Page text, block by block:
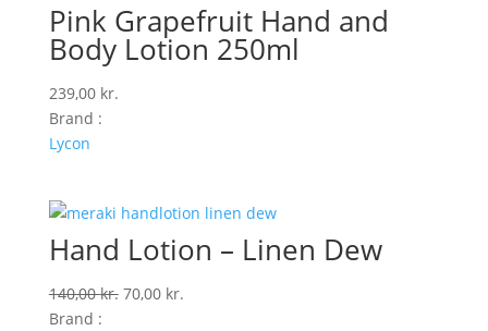
Pink Grapefruit Hand and
Body Lotion 250ml
239,00 kr.
Brand :
Lycon
Hand Lotion – Linen Dew
140,00kr. Den
70,00 kr.Den
Brand :